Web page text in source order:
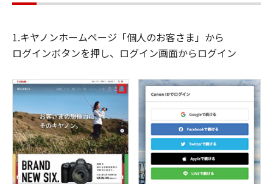
1.キヤノンホームページ「個人のお客さま」から
ログインボタンを押し、ログイン画面からログイン